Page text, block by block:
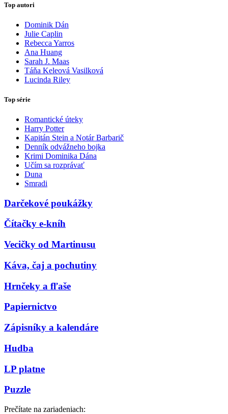
Top autori
Dominik Dán
Julie Caplin
Rebecca Yarros
Ana Huang
Sarah J. Maas
Táňa Keleová Vasilková
Lucinda Riley
Top série
Romantické úteky
Harry Potter
Kapitán Stein a Notár Barbarič
Denník odvážneho bojka
Krimi Dominika Dána
Učím sa rozprávať
Duna
Smradi
Darčekové poukážky
Čítačky e-kníh
Vecičky od Martinusu
Káva, čaj a pochutiny
Hrnčeky a fľaše
Papiernictvo
Zápisníky a kalendáre
Hudba
LP platne
Puzzle
Prečítate na zariadeniach: